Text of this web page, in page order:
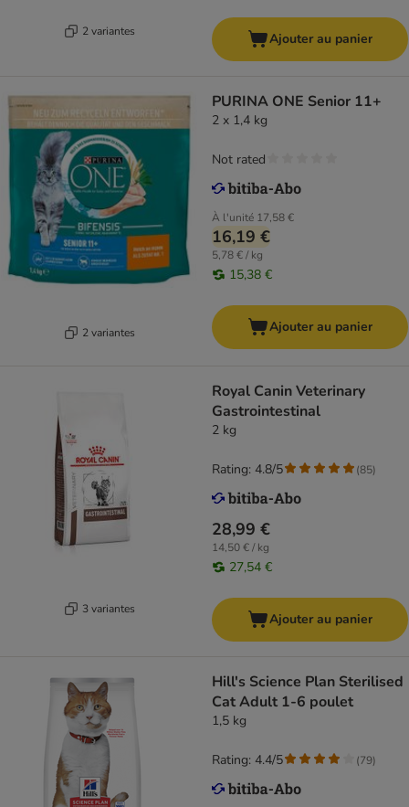
2 variantes Ajouter au panier
2 variantes
PURINA ONE Senior 11+
2 x 1,4 kg
À l'unité 17,58 €
16,19 €
5,78 € / kg
15,38 €
Not rated
Ajouter au panier
3 variantes
Royal Canin Veterinary
Gastrointestinal
2 kg
28,99 €
14,50 € / kg
27,54 €
Rating: 4.8/5 (85)
Ajouter au panier
Hill's Science Plan Sterilised
Cat Adult 1-6 poulet
1,5 kg
Rating: 4.4/5 (79)